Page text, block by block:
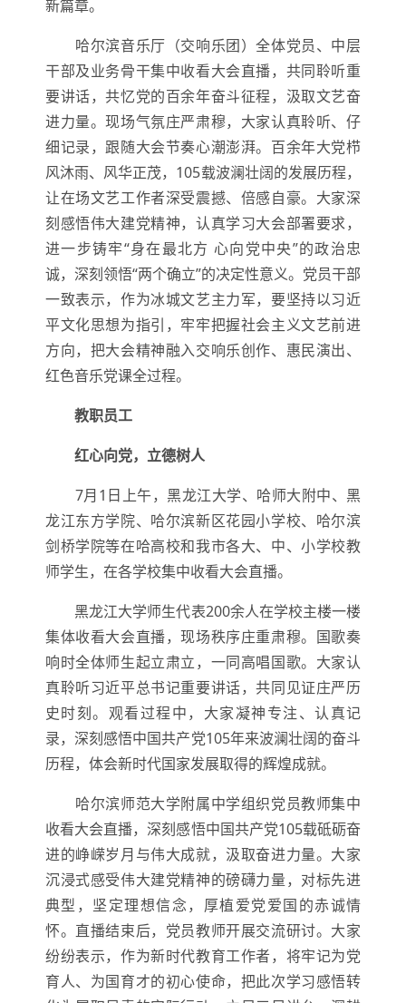
新篇章。
哈尔滨音乐厅（交响乐团）全体党员、中层
干部及业务骨干集中收看大会直播，共同聆听重
要讲话，共忆党的百余年奋斗征程，汲取文艺奋
进力量。现场气氛庄严肃穆，大家认真聆听、仔
细记录，跟随大会节奏心潮澎湃。百余年大党栉
风沐雨、风华正茂，105载波澜壮阔的发展历程，
让在场文艺工作者深受震撼、倍感自豪。大家深
刻感悟伟大建党精神，认真学习大会部署要求，
进一步铸牢“身在最北方 心向党中央”的政治忠
诚，深刻领悟“两个确立”的决定性意义。党员干部
一致表示，作为冰城文艺主力军，要坚持以习近
平文化思想为指引，牢牢把握社会主义文艺前进
方向，把大会精神融入交响乐创作、惠民演出、
红色音乐党课全过程。
教职员工
红心向党，立德树人
7月1日上午，黑龙江大学、哈师大附中、黑
龙江东方学院、哈尔滨新区花园小学校、哈尔滨
剑桥学院等在哈高校和我市各大、中、小学校教
师学生，在各学校集中收看大会直播。
黑龙江大学师生代表200余人在学校主楼一楼
集体收看大会直播，现场秩序庄重肃穆。国歌奏
响时全体师生起立肃立，一同高唱国歌。大家认
真聆听习近平总书记重要讲话，共同见证庄严历
史时刻。观看过程中，大家凝神专注、认真记
录，深刻感悟中国共产党105年来波澜壮阔的奋斗
历程，体会新时代国家发展取得的辉煌成就。
哈尔滨师范大学附属中学组织党员教师集中
收看大会直播，深刻感悟中国共产党105载砥砺奋
进的峥嵘岁月与伟大成就，汲取奋进力量。大家
沉浸式感受伟大建党精神的磅礴力量，对标先进
典型，坚定理想信念，厚植爱党爱国的赤诚情
怀。直播结束后，党员教师开展交流研讨。大家
纷纷表示，作为新时代教育工作者，将牢记为党
育人、为国育才的初心使命，把此次学习感悟转